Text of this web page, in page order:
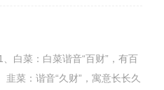
白菜：白菜谐音“百财”，有百
菜：谐音“久财”，寓意长长久